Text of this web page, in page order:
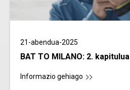
21-abendua-2025
BAT TO MILANO: 2. kapitulua
Informazio gehiago